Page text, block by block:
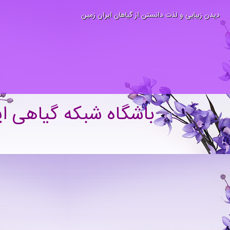
دیدن زیبایی و لذت دانستن از گیاهان ایران زمین
باشگاه شبکه گیاهی